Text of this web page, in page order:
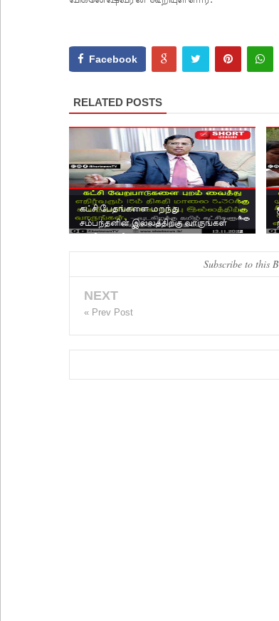
Facebook
RELATED POSTS
கட்சி பேதங்களை மறந்து
சம்பந்தனின் இல்லத்திற்கு வாருங்கள்
Subscribe to this
NEXT
« Prev Post